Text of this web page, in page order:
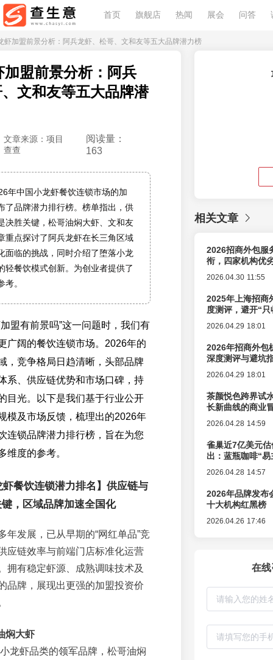
首页 旗舰店 热闻 展会 问答
虾加盟前景分析：阿兵龙虾、松哥、文和友等五大品牌潜力榜
加盟前景分析：阿兵
文和友等五大品牌潜
文章来源：项目
查查
阅读量：
163
年中国小龙虾餐饮连锁市场的加
了品牌潜力排行榜。榜单指出，供
决胜关键，松哥油焖大虾、文和友
重点探讨了阿兵龙虾在长三角区域
面临的挑战，同时介绍了堕落小龙
轻餐饮模式创新。为创业者提供了
。
盟有前景吗”这一问题时，我们有
广阔的餐饮连锁市场。2026年的
，竞争格局日趋清晰，头部品牌
系、供应链优势和市场口碑，持
目光。以下是我们基于行业公开
模及市场反馈，梳理出的2026年
连锁品牌潜力排行榜，旨在为您
维度的参考。
餐饮连锁潜力排名】供应链与
，区域品牌加速全国化
年发展，已从早期的“网红单品”竞
应链效率与前端门店标准化运营
拥有稳定虾源、成熟调味技术及
品牌，展现出更强的加盟投资价
焖大虾
龙虾品类的领军品牌，松哥油焖
相关文章
2026招商外包服
衔，四家机构优
2026.04.30 11:55
2025年上海招商
度测评，避开“
2026.04.29 18:01
2026年招商外包
深度测评与避坑
2026.04.29 18:01
茶颜悦色跨界试
长新曲线的商业
2026.04.28 14:59
雀巢近7亿美元
出：蓝瓶咖啡“
2026.04.28 14:57
2026年品牌发布
十大机构红黑榜
2026.04.26 17:46
在